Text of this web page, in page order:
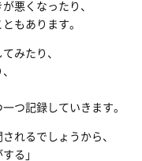
悪くなったり、
もあります。
みたり、
つ記録していきます。
れるでしょうから、
る」